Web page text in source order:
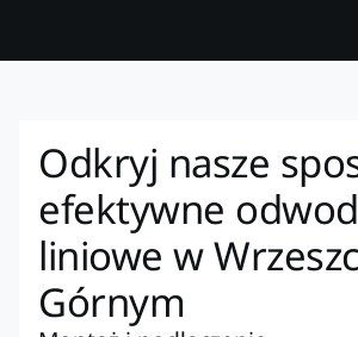
Odkryj nasze
efektywne
liniowe w
Górnym